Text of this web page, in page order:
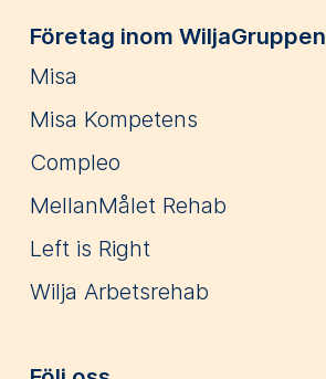
Företag inom WiljaGruppen
Misa
Misa Kompetens
Compleo
MellanMålet Rehab
Left is Right
Wilja Arbetsrehab